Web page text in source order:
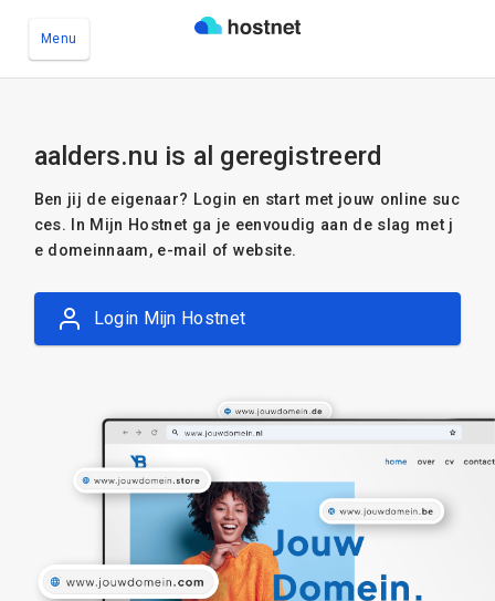
Menu
aalders.nu is al geregistreerd
Ben jij de eigenaar? Login en start met jouw online suc
ces. In Mijn Hostnet ga je eenvoudig aan de slag met j
e domeinnaam, e-mail of website.
Login Mijn Hostnet